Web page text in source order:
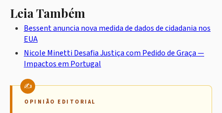
Leia Também
Bessent anuncia nova medida de dados de cidadania nos
EUA
Nicole Minetti Desafia Justiça com Pedido de Graça —
Impactos em Portugal
OPINIÃO EDITORIAL